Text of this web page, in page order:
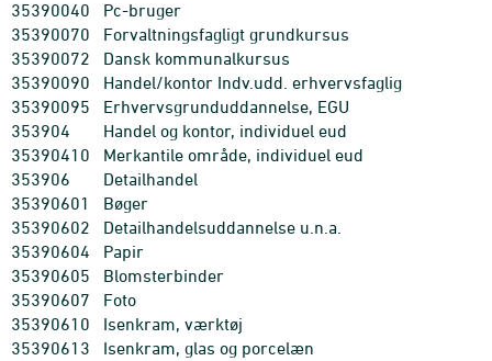
35390040
Pc-bruger
35390070
Forvaltningsfagligt grundkursus
35390072
Dansk kommunalkursus
35390090
Handel/kontor Indv.udd. erhvervsfaglig
35390095
Erhvervsgrunduddannelse, EGU
353904
Handel og kontor, individuel eud
35390410
Merkantile område, individuel eud
353906
Detailhandel
35390601
Bøger
35390602
Detailhandelsuddannelse u.n.a.
35390604
Papir
35390605
Blomsterbinder
35390607
Foto
35390610
Isenkram, værktøj
35390613
Isenkram, glas og porcelæn